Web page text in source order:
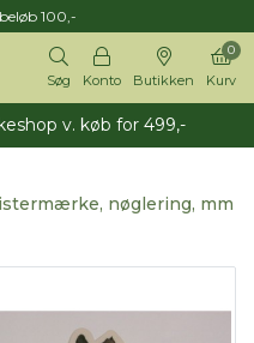
100,-
Søg Konto Butikken Kurv
0
v. køb for 499,-
nøglering, mm